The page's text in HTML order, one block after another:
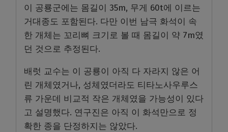
이 공룡군에는 몸길이 35m, 무게 60t에 이르는
거대종도 포함된다. 다만 이번 남극 화석이 속
한 개체는 꼬리뼈 크기로 볼 때 몸길이 약 7m였
던 것으로 추정된다.
배럿 교수는 이 공룡이 아직 다 자라지 않은 어
린 개체였거나, 성체였더라도 티타노사우루스
류 가운데 비교적 작은 개체였을 가능성이 있다
고 설명했다. 연구진은 아직 이 화석만으로 정
확한 종을 단정하지는 않았다.